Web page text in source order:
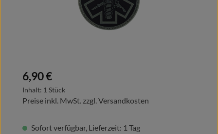
Regulärer Preis:
6,90 €
Inhalt: 1 Stück
Preise inkl. MwSt. zzgl. Versandkosten
Sofort verfügbar, Lieferzeit: 1 Tag